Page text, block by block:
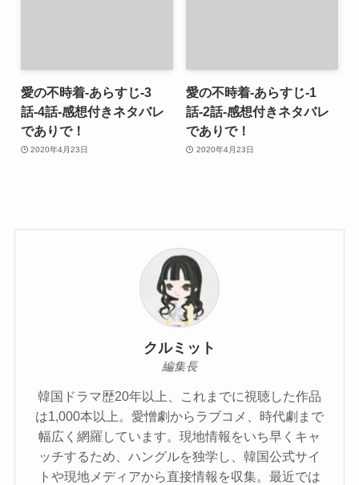
愛の不時着-あらすじ-3
話-4話-感想付きネタバレ
でありで！
2020年4月23日
愛の不時着-あらすじ-1
話-2話-感想付きネタバレ
でありで！
2020年4月23日
クルミット
編集長
韓国ドラマ歴20年以上、これまでに視聴した作品
は1,000本以上。愛憎劇からラブコメ、時代劇まで
幅広く網羅しています。現地情報をいち早くキャ
ッチするため、ハングルを独学し、韓国公式サイ
トや現地メディアから直接情報を収集。最近では